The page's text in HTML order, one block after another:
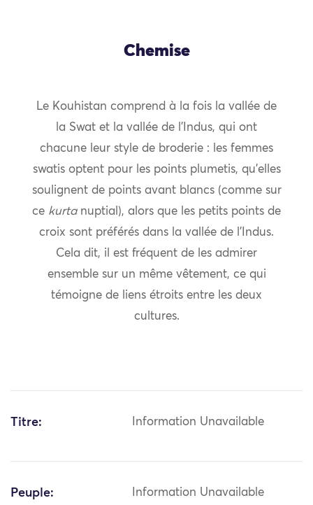
Chemise
Le Kouhistan comprend à la fois la vallée de
la Swat et la vallée de l’Indus, qui ont
chacune leur style de broderie : les femmes
swatis optent pour les points plumetis, qu’elles
soulignent de points avant blancs (comme sur
ce kurtanuptial), alors que les petits points de
croix sont préférés dans la vallée de l’Indus.
Cela dit, il est fréquent de les admirer
ensemble sur un même vêtement, ce qui
témoigne de liens étroits entre les deux
cultures.
Titre: Information Unavailable
Peuple: Information Unavailable